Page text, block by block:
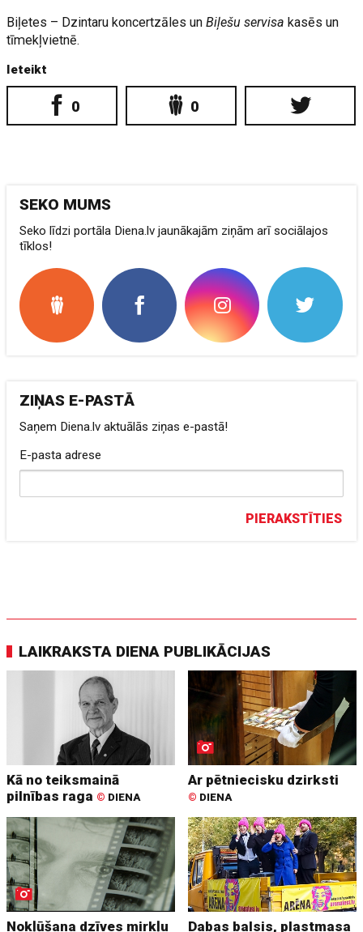
Biļetes – Dzintaru koncertzāles un Biļešu servisa kasēs un
tīmekļvietnē.
Ieteikt
0 0
SEKO MUMS
Seko līdzi portāla Diena.lv jaunākajām ziņām arī sociālajos
tīklos!
ZIŅAS E-PASTĀ
Saņem Diena.lv aktuālās ziņas e-pastā!
E-pasta adrese
PIERAKSTĪTIES
LAIKRAKSTA DIENA PUBLIKĀCIJAS
Kā no teiksmainā
pilnības raga © DIENA
Ar pētniecisku dzirksti
© DIENA
Nokļūšana dzīves mirkļu Dabas balsis, plastmasa